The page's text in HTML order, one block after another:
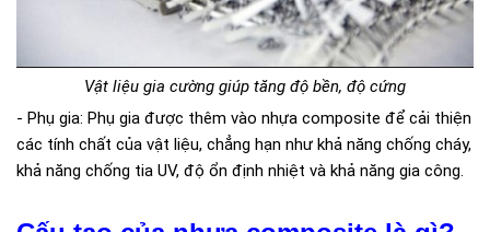
Vật liệu gia cường giúp tăng độ bền, độ cứng
- Phụ gia: Phụ gia được thêm vào nhựa composite để cải thiện
các tính chất của vật liệu, chẳng hạn như khả năng chống cháy,
khả năng chống tia UV, độ ổn định nhiệt và khả năng gia công.